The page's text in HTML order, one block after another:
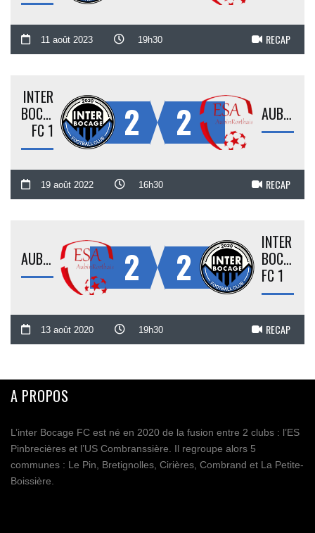
11 août 2023 19h30 RECAP
2
INTER
BOCAGE
FC 1
2 AUBINRORTHAIS
19 août 2022 16h30 RECAP
2
AUBINRORTHAIS 2
INTER
BOCAGE
FC 1
13 août 2020 19h30 RECAP
A PROPOS
L’inter Bocage FC est né en 2020 de la fusion entre 2 clubs : l’ES
Pinbrecières et l’US Combranssière. Il regroupe alors 5
communes : Le Pin, Bretignolles, Cirières, Combrand et La Petite-
Boissière.